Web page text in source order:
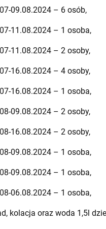
09.08.2024 – 6 osób,
11.08.2024 – 1 osoba,
11.08.2024 – 2 osoby,
16.08.2024 – 4 osoby,
16.08.2024 – 1 osoba,
09.08.2024 – 2 osoby,
16.08.2024 – 2 osoby,
09.08.2024 – 1 osoba,
09.08.2024 – 1 osoba,
06.08.2024 – 1 osoba,
kolacja oraz woda 1,5l